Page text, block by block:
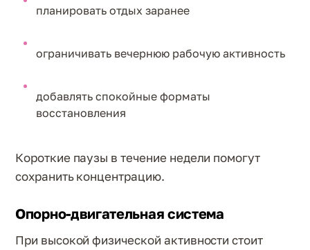
планировать отдых заранее
ограничивать вечернюю рабочую активность
добавлять спокойные форматы
восстановления
Короткие паузы в течение недели помогут
сохранить концентрацию.
Опорно-двигательная система
При высокой физической активности стоит